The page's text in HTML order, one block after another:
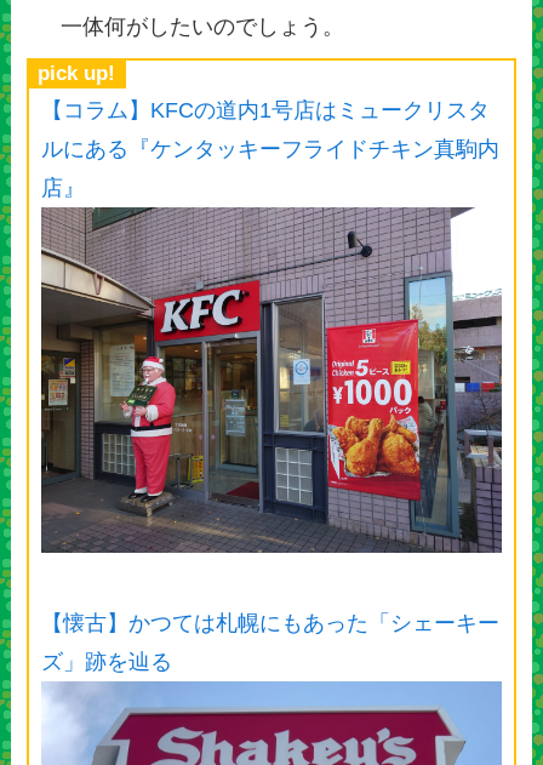
一体何がしたいのでしょう。
pick up!
【コラム】KFCの道内1号店はミュークリスタ
ルにある『ケンタッキーフライドチキン真駒内
店』
【懐古】かつては札幌にもあった「シェーキー
ズ」跡を辿る